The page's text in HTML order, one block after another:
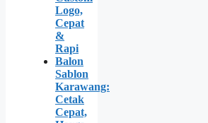
Logo,
Cepat
&
Rapi
Balon
Sablon
Karawang:
Cetak
Cepat,